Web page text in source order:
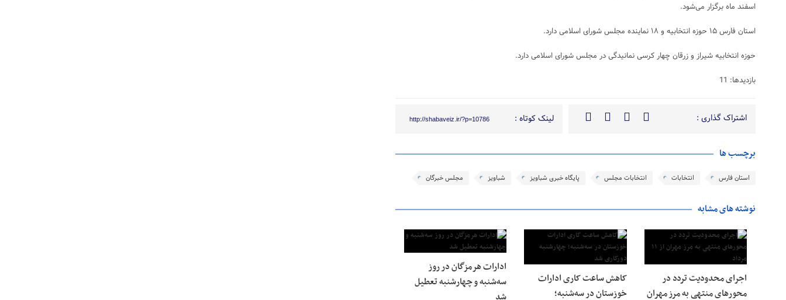
اسفند ماه برگزار می‌شود.
استان فارس ۱۵ حوزه انتخابیه و ۱۸ نماینده مجلس شورای اسلامی دارد.
حوزه انتخابیه شیراز و زرقان چهار کرسی نمانیدگی در مجلس شورای اسلامی دارد.
بازدیدها: 11
اشتراک گذاری : لینک کوتاه : http://shabaveiz.ir/?p=10786
برچسب ها
استان فارس انتخابات انتخابات مجلس پایگاه خبری شباویز شباویز مجلس خبرگان
نوشته های مشابه
اجرای محدودیت تردد در
محورهای منتهی به مرز مهران
کاهش ساعت کاری ادارات
خوزستان در سه‌شنبه؛
ادارات هرمزگان در روز
سه‌شنبه و چهارشنبه تعطیل